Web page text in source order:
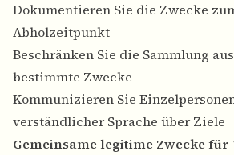
Dokumentieren Sie die Zwecke
Abholzeitpunkt
Beschränken Sie die Sammlung
bestimmte Zwecke
Kommunizieren Sie
verständlicher Sprache über Ziele
Gemeinsame legitime Zwecke für